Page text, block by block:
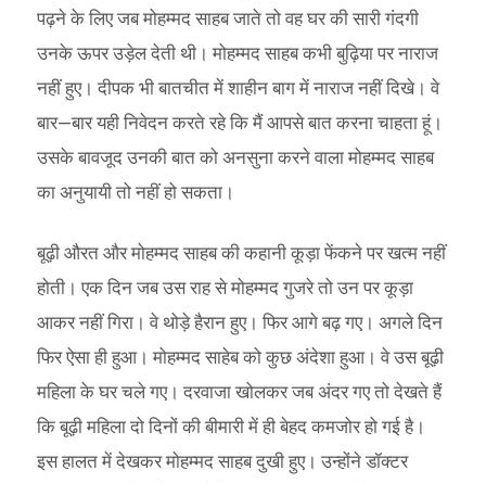
पढ़ने के लिए जब मोहम्मद साहब जाते तो वह घर की सारी गंदगी
उनके ऊपर उड़ेल देती थी। मोहम्मद साहब कभी बुढ़िया पर नाराज
नहीं हुए। दीपक भी बातचीत में शाहीन बाग में नाराज नहीं दिखे। वे
बार—बार यही निवेदन करते रहे कि मैं आपसे बात करना चाहता हूं।
उसके बावजूद उनकी बात को अनसुना करने वाला मोहम्मद साहब
का अनुयायी तो नहीं हो सकता।
बूढ़ी औरत और मोहम्मद साहब की कहानी कूड़ा फेंकने पर खत्म नहीं
होती। एक दिन जब उस राह से मोहम्मद गुजरे तो उन पर कूड़ा
आकर नहीं गिरा। वे थोड़े हैरान हुए। फिर आगे बढ़ गए। अगले दिन
फिर ऐसा ही हुआ। मोहम्मद साहेब को कुछ अंदेशा हुआ। वे उस बूढ़ी
महिला के घर चले गए। दरवाजा खोलकर जब अंदर गए तो देखते हैं
कि बूढ़ी महिला दो दिनों की बीमारी में ही बेहद कमजोर हो गई है।
इस हालत में देखकर मोहम्मद साहब दुखी हुए। उन्होंने डॉक्टर